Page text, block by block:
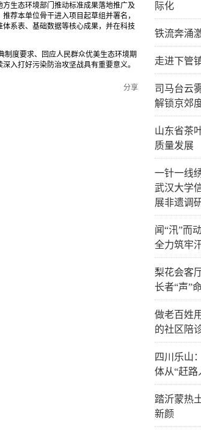
生态环境部门推动标准成果落地推广及
荐本单位骨干进入项目起草组并署名，
系表、基础数据等核心成果，并在科技
制度要求、回应人民群众优美生态环境期
入打好污染防治攻坚战具有重要意义。
分享
际化
铁流奔涌
走进下管
司马台云
解锁京郊
山东省茶
质量发展
一针一线
武汉大学
展非遗调
闻“汛”而
全力筑牢
梨花会客
长者“声”
做老百姓
的社区陪
四川乐山
体从“赶路
踏沂蒙热
新颜